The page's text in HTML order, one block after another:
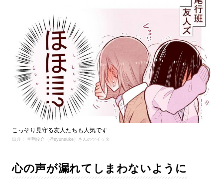
こっそり見守る友人たちも人気です
出典： 空翔俊介（@syunsuke）さんのツイッター
心の声が漏れてしまわないように